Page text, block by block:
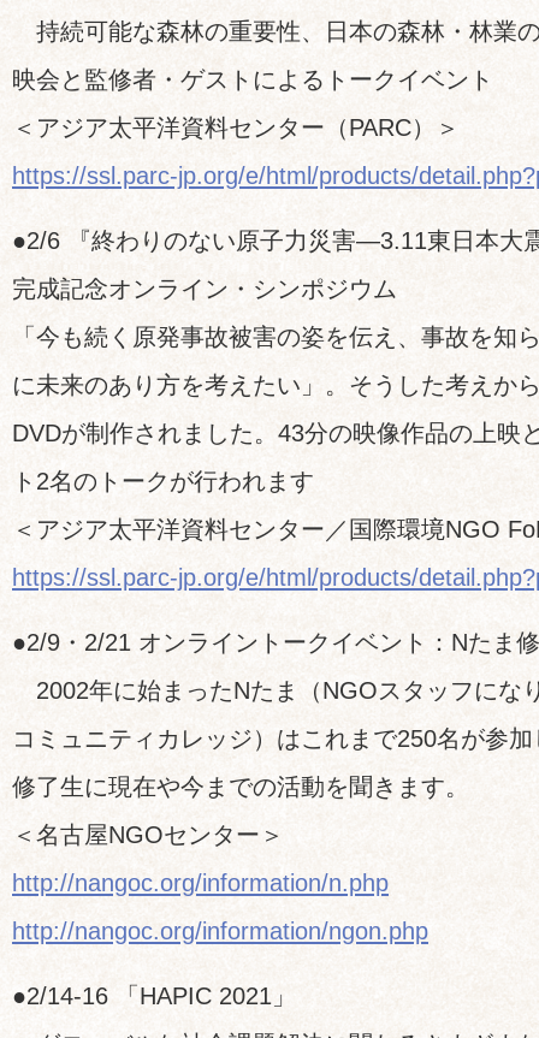
持続可能な森林の重要性、日本の森林・林業
映会と監修者・ゲストによるトークイベント
＜アジア太平洋資料センター（PARC）＞
https://ssl.parc-jp.org/e/html/products/
●2/6 『終わりのない原子力災害―3.11東日本大
完成記念オンライン・シンポジウム
「今も続く原発事故被害の姿を伝え、事故を知
に未来のあり方を考えたい」。そうした考えか
DVDが制作されました。43分の映像作品の上映
ト2名のトークが行われます
＜アジア太平洋資料センター／国際環境NGO
https://ssl.parc-jp.org/e/html/products/
●2/9・2/21 オンライントークイベント：Nたま
2002年に始まったNたま（NGOスタッフにな
コミュニティカレッジ）はこれまで250名が参
修了生に現在や今までの活動を聞きます。
＜名古屋NGOセンター＞
http://nangoc.org/information/n.php
http://nangoc.org/information/ngon.php
●2/14-16 「HAPIC 2021」